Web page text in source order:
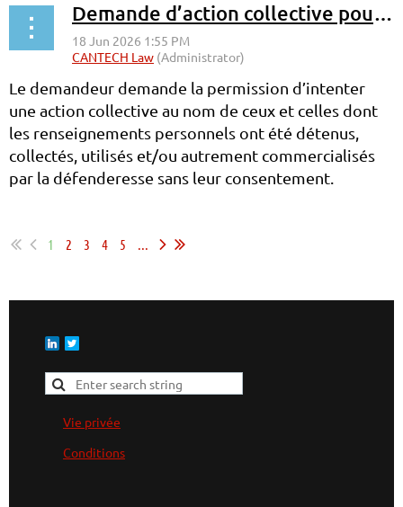
Demande d’action collective pour atteinte au droit à la vie privée accordée
Le demandeur demande la permission d’intenter
une action collective au nom de ceux et celles dont
les renseignements personnels ont été détenus,
collectés, utilisés et/ou autrement commercialisés
par la défenderesse sans leur consentement.
1 2 3 4 5 ...
Vie privée
Conditions